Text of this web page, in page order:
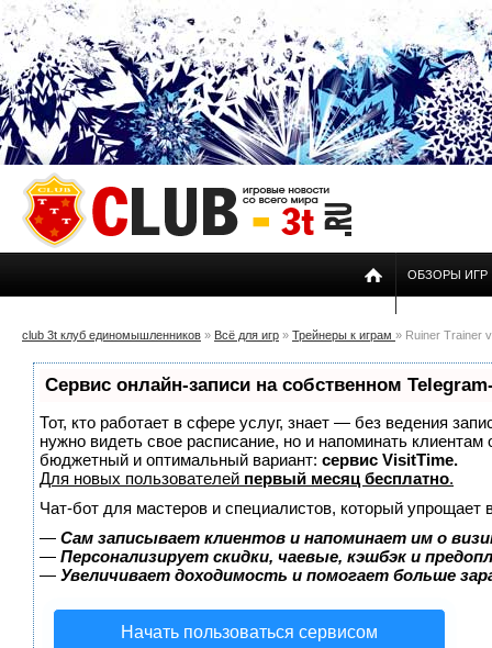
ОБЗОРЫ ИГР
club 3t клуб единомышленников » Всё для игр » Трейнеры к играм » Ruiner Trainer
Сервис онлайн-записи на собственном
Тот, кто работает в сфере услуг, знает — без ведения
нужно видеть свое расписание, но и напоминать
бюджетный и оптимальный вариант: сервис VisitTime.
Для новых пользователей первый месяц бесплатно.
Чат-бот для мастеров и специалистов, который упрощает
— Сам записывает клиентов и напоминает им о
— Персонализирует скидки, чаевые, кэшбэк и
— Увеличивает доходимость и помогает больше
Начать пользоваться сервисом